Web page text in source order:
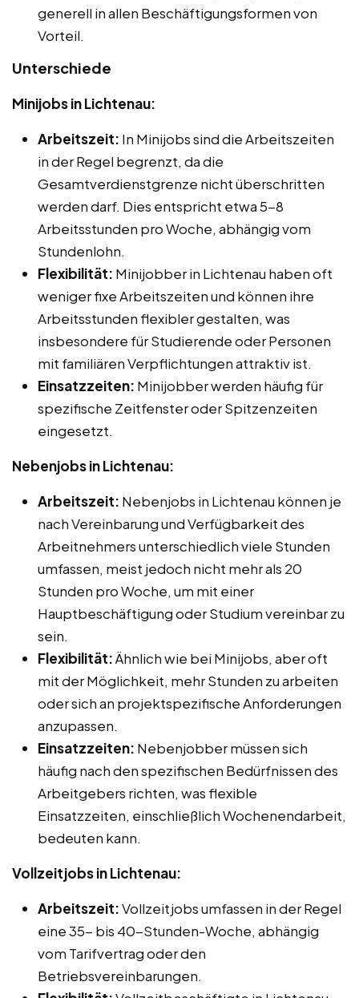
generell in allen Beschäftigungsformen von
Vorteil.
Unterschiede
Minijobs in Lichtenau:
Arbeitszeit: In Minijobs sind die Arbeitszeiten
in der Regel begrenzt, da die
Gesamtverdienstgrenze nicht überschritten
werden darf. Dies entspricht etwa 5-8
Arbeitsstunden pro Woche, abhängig vom
Stundenlohn.
Flexibilität: Minijobber in Lichtenau haben oft
weniger fixe Arbeitszeiten und können ihre
Arbeitsstunden flexibler gestalten, was
insbesondere für Studierende oder Personen
mit familiären Verpflichtungen attraktiv ist.
Einsatzzeiten: Minijobber werden häufig für
spezifische Zeitfenster oder Spitzenzeiten
eingesetzt.
Nebenjobs in Lichtenau:
Arbeitszeit: Nebenjobs in Lichtenau können je
nach Vereinbarung und Verfügbarkeit des
Arbeitnehmers unterschiedlich viele Stunden
umfassen, meist jedoch nicht mehr als 20
Stunden pro Woche, um mit einer
Hauptbeschäftigung oder Studium vereinbar zu
sein.
Flexibilität:Ähnlich wie bei Minijobs, aber oft
mit der Möglichkeit, mehr Stunden zu arbeiten
oder sich an projektspezifische Anforderungen
anzupassen.
Einsatzzeiten: Nebenjobber müssen sich
häufig nach den spezifischen Bedürfnissen des
Arbeitgebers richten, was flexible
Einsatzzeiten, einschließlich Wochenendarbeit,
bedeuten kann.
Vollzeitjobs in Lichtenau:
Arbeitszeit:Vollzeitjobs umfassen in der Regel
eine 35- bis 40-Stunden-Woche, abhängig
vom Tarifvertrag oder den
Betriebsvereinbarungen.